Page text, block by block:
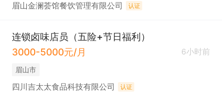
眉山金澜荟馆餐饮管理有限公司 认证
连锁卤味店员（五险+节日福利）
3000-5000元/月
6小时前
眉山市
四川吉太太食品科技有限公司 认证